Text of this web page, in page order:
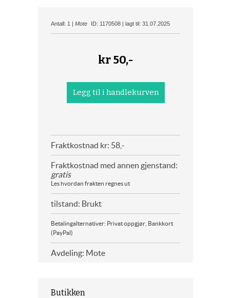
Antall: 1 | Mote ID: 1170508 | lagt til: 31.07.2025
kr50,-
Fraktkostnad kr: 58,-
Fraktkostnad med annen gjenstand:
gratis
Les hvordan frakten regnes ut
tilstand: Brukt
Betalingalternativer: Privat oppgjør, Bankkort
(PayPal)
Avdeling: Mote
Butikken